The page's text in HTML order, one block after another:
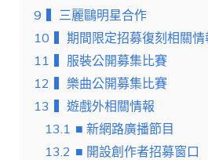
9
▍三麗鷗明星合作
10
▍期間限定招募復刻相關情
11
▍服裝公開募集比賽
12
▍樂曲公開募集比賽
13
▍遊戲外相關情報
13.1 ■ 新網路廣播節目
13.2 ■ 開設創作者招募窗口